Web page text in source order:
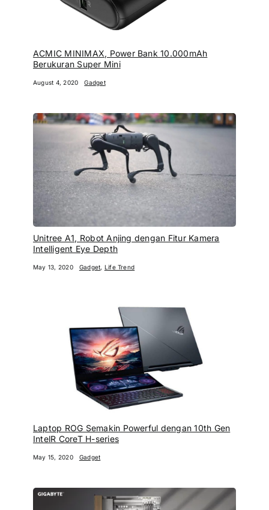
ACMIC MINIMAX, Power Bank 10.000mAh
Berukuran Super Mini
August 4, 2020 Gadget
Unitree A1, Robot Anjing dengan Fitur Kamera
Intelligent Eye Depth
May 13, 2020 Gadget, Life Trend
Laptop ROG Semakin Powerful dengan 10th Gen
IntelR CoreT H-series
May 15, 2020 Gadget